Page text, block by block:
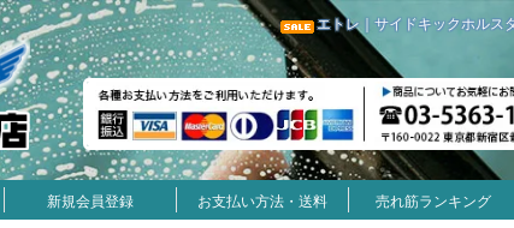
エトレ｜サイドキックホルス
新規会員登録 お支払い方法・送料 売れ筋ランキング